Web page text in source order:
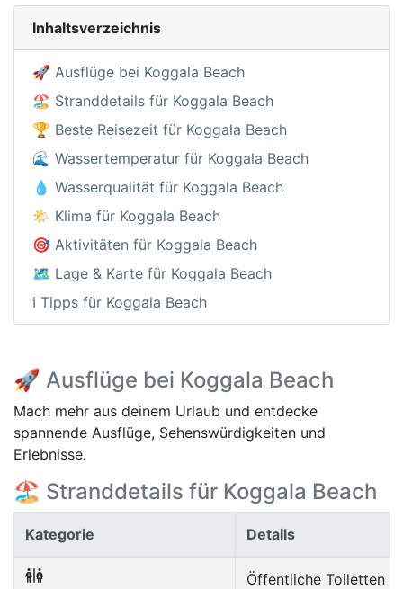
Inhaltsverzeichnis
🚀 Ausflüge bei Koggala Beach
🏖️ Stranddetails für Koggala Beach
🏆 Beste Reisezeit für Koggala Beach
🌊 Wassertemperatur für Koggala Beach
💧 Wasserqualität für Koggala Beach
🌤️ Klima für Koggala Beach
🎯 Aktivitäten für Koggala Beach
🗺️ Lage & Karte für Koggala Beach
ℹ️ Tipps für Koggala Beach
🚀 Ausflüge bei Koggala Beach
Mach mehr aus deinem Urlaub und entdecke
spannende Ausflüge, Sehenswürdigkeiten und
Erlebnisse.
🏖️ Stranddetails für Koggala Beach
Kategorie Details
Öffentliche Toiletten